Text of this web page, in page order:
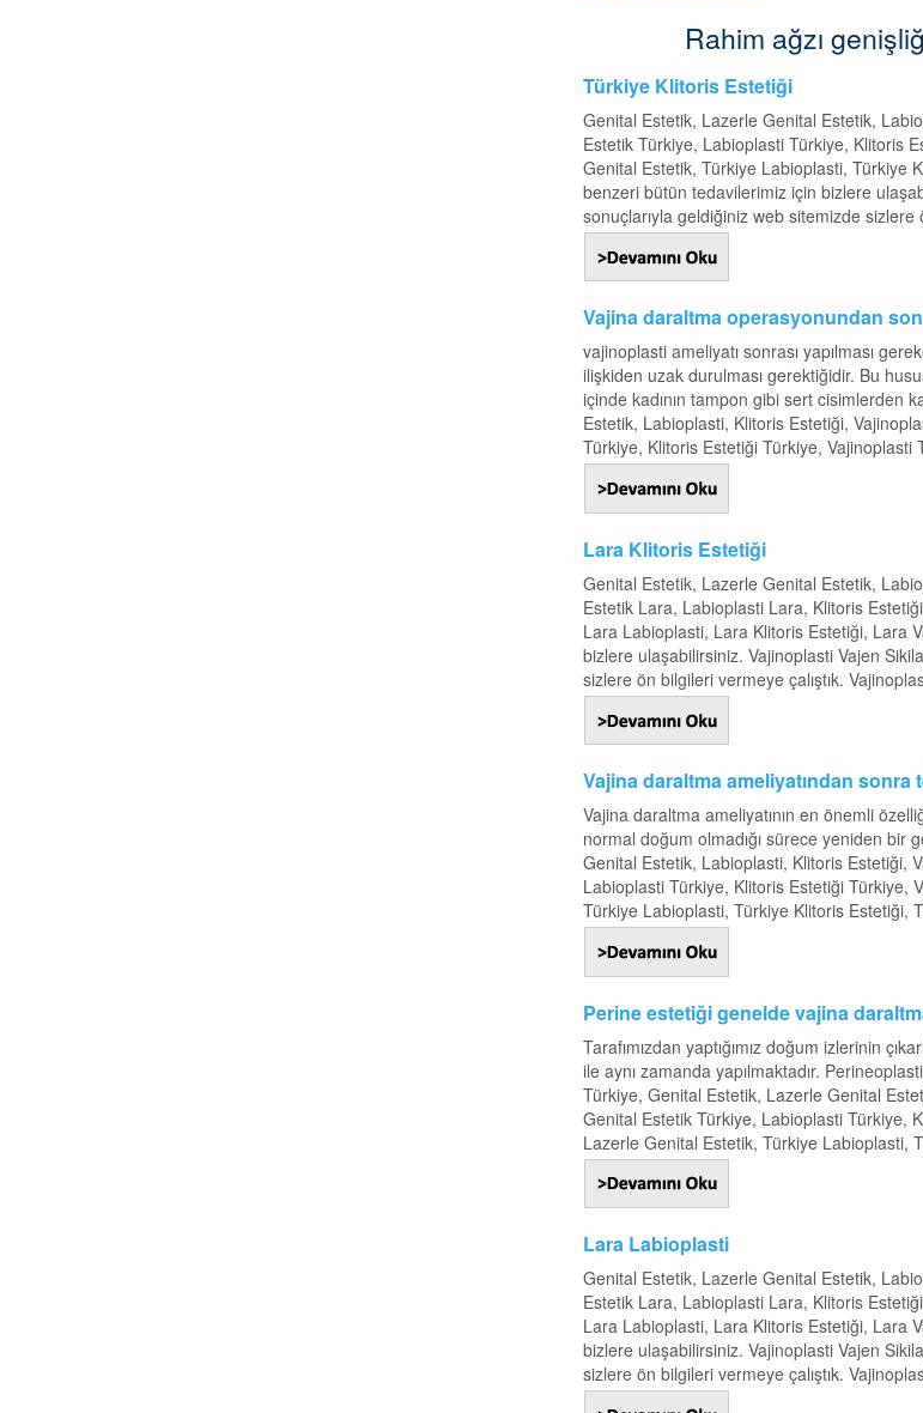
Rahim ağzı
Türkiye Klitoris Estetiği
Genital Estetik, Lazerle Genital Estetik,
Estetik Türkiye, Labioplasti Türkiye, Klitoris
Genital Estetik, Türkiye Labioplasti, Türkiye
benzeri bütün tedavilerimiz için bizlere
sonuçlarıyla geldiğiniz web sitemizde sizlere
Vajina daraltma operasyonundan
vajinoplasti ameliyatı sonrası yapılması
ilişkiden uzak durulması gerektiğidir. Bu
içinde kadının tampon gibi sert cisimlerden
Estetik, Labioplasti, Klitoris Estetiği,
Türkiye, Klitoris Estetiği Türkiye,
Lara Klitoris Estetiği
Genital Estetik, Lazerle Genital Estetik,
Estetik Lara, Labioplasti Lara, Klitoris
Lara Labioplasti, Lara Klitoris Estetiği, Lara
bizlere ulaşabilirsiniz. Vajinoplasti Vajen
sizlere ön bilgileri vermeye çalıştık.
Vajina daraltma ameliyatından sonra
Vajina daraltma ameliyatının en önemli
normal doğum olmadığı sürece yeniden bir
Genital Estetik, Labioplasti, Klitoris Estetiği,
Labioplasti Türkiye, Klitoris Estetiği Türkiye,
Türkiye Labioplasti, Türkiye Klitoris Estetiği,
Perine estetiği genelde vajina
Tarafımızdan yaptığımız doğum izlerinin
ile aynı zamanda yapılmaktadır.
Türkiye, Genital Estetik, Lazerle Genital
Genital Estetik Türkiye, Labioplasti Türkiye,
Lazerle Genital Estetik, Türkiye Labioplasti,
Lara Labioplasti
Genital Estetik, Lazerle Genital Estetik,
Estetik Lara, Labioplasti Lara, Klitoris
Lara Labioplasti, Lara Klitoris Estetiği, Lara
bizlere ulaşabilirsiniz. Vajinoplasti Vajen
sizlere ön bilgileri vermeye çalıştık.